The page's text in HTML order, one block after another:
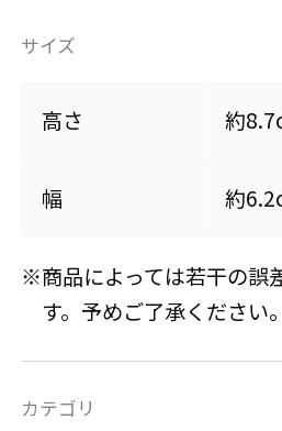
サイズ
高さ 約
幅 約
※商品によっては若干の誤
す。予めご了承ください。
カテゴリ